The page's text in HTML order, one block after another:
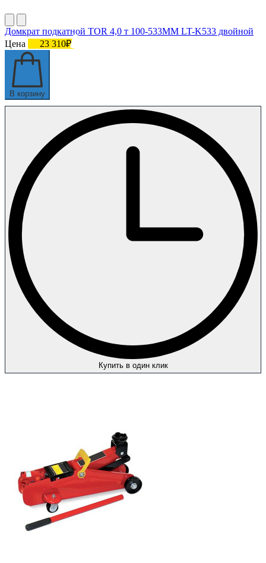
Домкрат подкатной TOR 4,0 т 100-533MM LT-K533 двойной
Цена
23 310₽
В корзину
Купить в один клик